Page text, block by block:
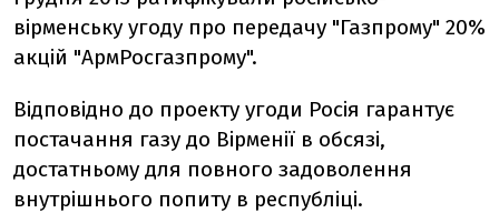
вірменську угоду про передачу "Газпрому" 20%
акцій "АрмРосгазпрому".
Відповідно до проекту угоди Росія гарантує
постачання газу до Вірменії в обсязі,
достатньому для повного задоволення
внутрішнього попиту в республіці.